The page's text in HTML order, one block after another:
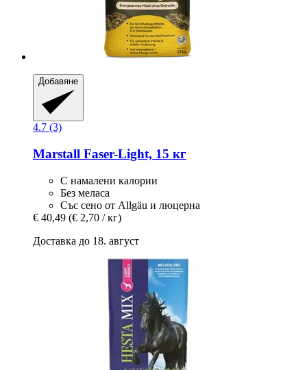
Добавяне
4.7 (3)
Marstall Faser-​Light, 15 кг
С намалени калории
Без меласа
Със сено от Allgäu и люцерна
€ 40,49 (€ 2,70 / кг)
Доставка до 18. август